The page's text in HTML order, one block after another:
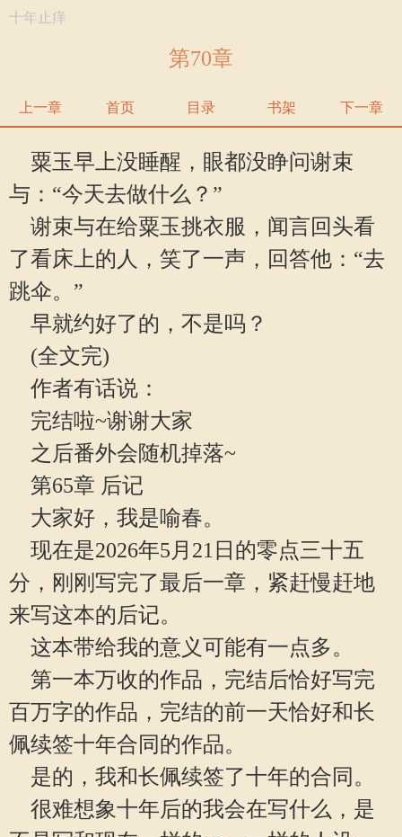
十年止痒
第70章
上一章 首页 目录 书架 下一章
粟玉早上没睡醒，眼都没睁问谢束
与：“今天去做什么？”
谢束与在给粟玉挑衣服，闻言回头看
了看床上的人，笑了一声，回答他：“去
跳伞。”
早就约好了的，不是吗？
(全文完)
作者有话说：
完结啦~谢谢大家
之后番外会随机掉落~
第65章 后记
大家好，我是喻春。
现在是2026年5月21日的零点三十五
分，刚刚写完了最后一章，紧赶慢赶地
来写这本的后记。
这本带给我的意义可能有一点多。
第一本万收的作品，完结后恰好写完
百万字的作品，完结的前一天恰好和长
佩续签十年合同的作品。
是的，我和长佩续签了十年的合同。
很难想象十年后的我会在写什么，是